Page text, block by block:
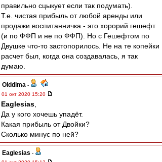
правильно сцыкует если так подумать).
Т.е. чистая прибыль от любой аренды или
продажи воспитанничка - это хорорий гешефт
(и по ФФП и не по ФФП). Но с Гешефтом по
Двушке что-то застопорилось. Не на те копейки
расчет был, когда она создавалась, я так
думаю.
Olddima -
01 окт 2020 15:20
Eaglesias
Да у кого хочешь упадёт.
Какая прибыль от Двойки?
Сколько минус по ней?
Eaglesias -